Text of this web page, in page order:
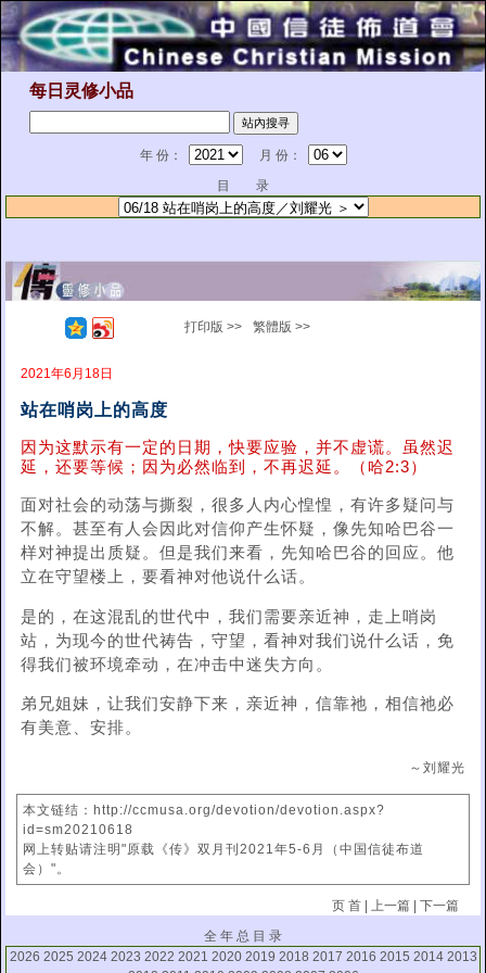
每日灵修小品
年 份：
月 份：
目 录
打印版 >> 繁體版 >>
2021年6月18日
站在哨岗上的高度
因为这默示有一定的日期，快要应验，并不虚谎。虽然迟
延，还要等候；因为必然临到，不再迟延。（哈2:3）
面对社会的动荡与撕裂，很多人内心惶惶，有许多疑问与
不解。甚至有人会因此对信仰产生怀疑，像先知哈巴谷一
样对神提出质疑。但是我们来看，先知哈巴谷的回应。他
立在守望楼上，要看神对他说什么话。
是的，在这混乱的世代中，我们需要亲近神，走上哨岗
站，为现今的世代祷告，守望，看神对我们说什么话，免
得我们被环境牵动，在冲击中迷失方向。
弟兄姐妹，让我们安静下来，亲近神，信靠祂，相信祂必
有美意、安排。
～刘耀光
本文链结：http://ccmusa.org/devotion/devotion.aspx?
id=sm20210618
网上转贴请注明"原载《传》双月刊2021年5-6月（中国信徒布道
会）"。
页 首| 上一篇| 下一篇
全 年 总 目 录
2026 2025 2024 2023 2022 2021 2020 2019 2018 2017 2016 2015 2014 2013